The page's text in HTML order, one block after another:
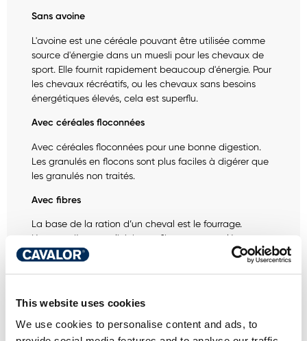
This website uses cookies
We use cookies to personalise content and ads, to
Sans avoine
L'avoine est une céréale pouvant être utilisée comme
source d'énergie dans un muesli pour les chevaux de
sport. Elle fournit rapidement beaucoup d'énergie. Pour
les chevaux récréatifs, ou les chevaux sans besoins
énergétiques élevés, cela est superflu.
Avec céréales floconnées
Avec céréales floconnées pour une bonne digestion.
Les granulés en flocons sont plus faciles à digérer que
les granulés non traités.
Avec fibres
La base de la ration d’un cheval est le fourrage.
L’apport d’un muesli riche en fibres, en complément
d’une quantité suffisante de fourrage, contribue à